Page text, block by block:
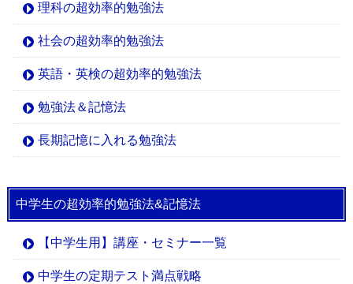
理科の超効率的勉強法
社会の超効率的勉強法
英語・英検の超効率的勉強法
勉強法＆記憶法
長期記憶に入れる勉強法
中学生の超効率的勉強法&記憶法
【中学生用】講座・セミナー一覧
中学生の定期テスト満点戦略